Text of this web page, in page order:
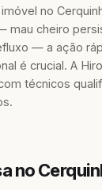
no
mau cheiro
— a ação
é crucial. A
técnicos
no